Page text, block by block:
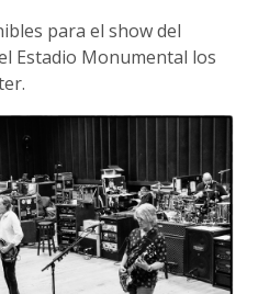
para el show del
Estadio Monumental los